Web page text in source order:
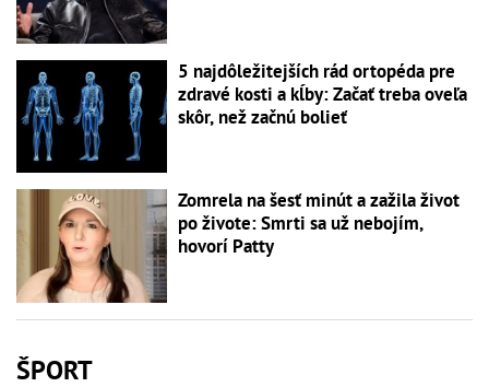
5 najdôležitejších rád ortopéda pre
zdravé kosti a kĺby: Začať treba oveľa
skôr, než začnú bolieť
Zomrela na šesť minút a zažila život
po živote: Smrti sa už nebojím,
hovorí Patty
ŠPORT